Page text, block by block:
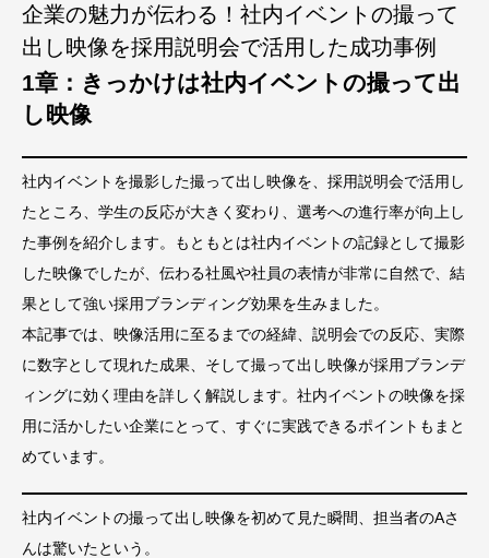
企業の魅力が伝わる！社内イベントの撮って
出し映像を採用説明会で活用した成功事例
1章：きっかけは社内イベントの撮って出
し映像
社内イベントを撮影した撮って出し映像を、採用説明会で活用し
たところ、学生の反応が大きく変わり、選考への進行率が向上し
た事例を紹介します。もともとは社内イベントの記録として撮影
した映像でしたが、伝わる社風や社員の表情が非常に自然で、結
果として強い採用ブランディング効果を生みました。
本記事では、映像活用に至るまでの経緯、説明会での反応、実際
に数字として現れた成果、そして撮って出し映像が採用ブランデ
ィングに効く理由を詳しく解説します。社内イベントの映像を採
用に活かしたい企業にとって、すぐに実践できるポイントもまと
めています。
社内イベントの撮って出し映像を初めて見た瞬間、担当者のAさ
んは驚いたという。